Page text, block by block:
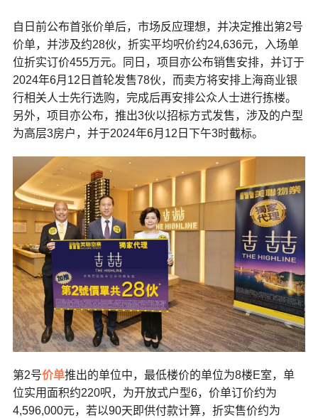
自日前公布首张价单后，市场反应理想，并决定推出第2号
价单，并涉及约28伙，折实平均呎价约24,636元，入场单
位折实订价455万元。同日，项目亦公布销售安排，并订于
2024年6月12日首轮发售78伙，而卖方将安排上海商业银
行相关人士先行选购，完成后再安排公众人士进行拣楼。
另外，项目亦公布，推出3伙以招标方式发售，涉及的户型
为高层3房户，并于2024年6月12日下午3时截标。
第2号价单推出的单位中，最低楼价的单位为8楼E室，单
位实用面积约220呎，为开放式户型6，价单订价约为
4,596,000元，若以90天即供付款计算，折实售价约为